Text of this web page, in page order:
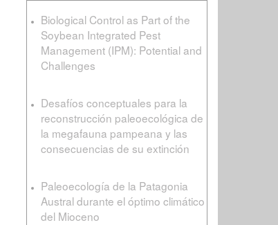
Biological Control as Part of the
Soybean Integrated Pest
Management (IPM): Potential and
Challenges
Desafíos conceptuales para la
reconstrucción paleoecológica de
la megafauna pampeana y las
consecuencias de su extinción
Paleoecología de la Patagonia
Austral durante el óptimo climático
del Mioceno